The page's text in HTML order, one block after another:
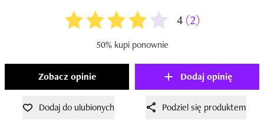
4(2)
50% kupi ponownie
Zobacz opinie Dodaj opinię
Dodaj do ulubionych Podziel się produktem